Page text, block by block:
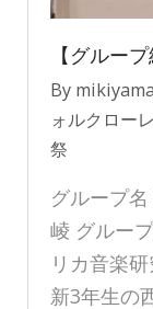
【グルー
By mikiyama
ォルクローレ
祭
グループ
崚 グルー
リカ音楽
新3年生の